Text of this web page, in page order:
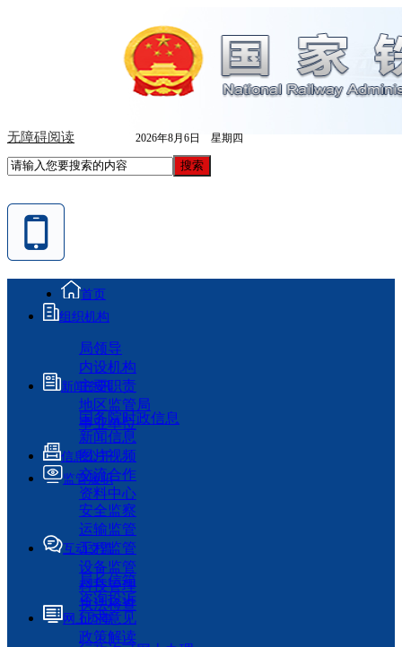
无障碍阅读 2026年8月6日 星期四
首页
组织机构
局领导
内设机构
主要职责
地区监管局
事业单位
新闻资讯
国务院时政信息
新闻信息
图片视频
交流合作
资料中心
信息公开
监管履职
安全监察
运输监管
工程监管
设备监管
科技管理
执法检查
互动交流
局长信箱
咨询投诉
征求意见
政策解读
网上办事